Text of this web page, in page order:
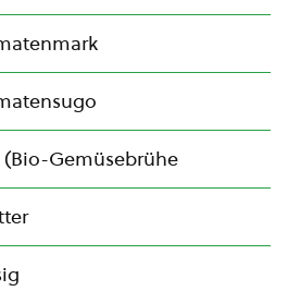
(Bio-Gemüsebrühe